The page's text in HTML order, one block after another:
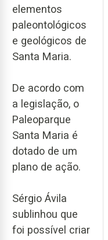
elementos
paleontológicos
e geológicos de
Santa Maria.
De acordo com
a legislação, o
Paleoparque
Santa Maria é
dotado de um
plano de ação.
Sérgio Ávila
sublinhou que
foi possível criar